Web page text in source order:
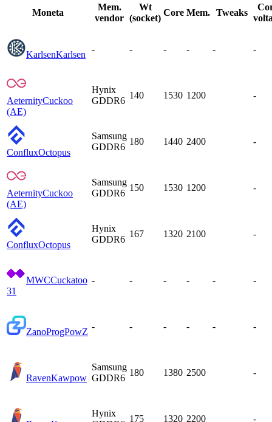
Moneta
Mem.
vendor
Wt
(socket)
Core Mem. Tweaks
KarlsenKarlsen
- - - - - -
AeternityCuckoo
(AE)
Hynix
GDDR6
140 1530 1200 -
ConfluxOctopus
Samsung
GDDR6
180 1440 2400 -
AeternityCuckoo
(AE)
Samsung
GDDR6
150 1530 1200 -
ConfluxOctopus
Hynix
GDDR6
167 1320 2100 -
MWCCuckatoo
31
- - - - - -
ZanoProgPowZ
- - - - - -
RavenKawpow
Samsung
GDDR6
180 1380 2500 -
Hynix
175 1320 2200 -